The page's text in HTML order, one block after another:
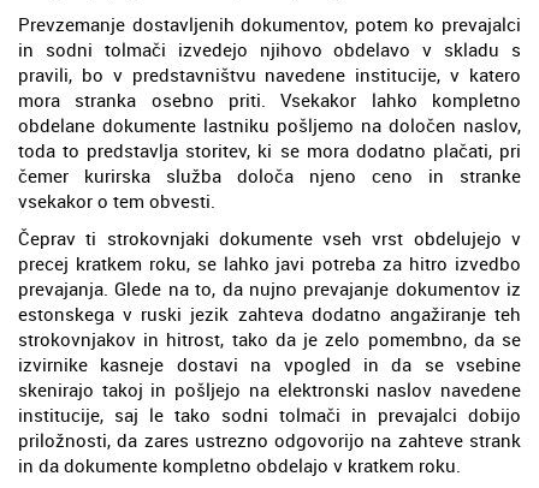
Prevzemanje dostavljenih dokumentov, potem ko prevajalci
in sodni tolmači izvedejo njihovo obdelavo v skladu s
pravili, bo v predstavništvu navedene institucije, v katero
mora stranka osebno priti. Vsekakor lahko kompletno
obdelane dokumente lastniku pošljemo na določen naslov,
toda to predstavlja storitev, ki se mora dodatno plačati, pri
čemer kurirska služba določa njeno ceno in stranke
vsekakor o tem obvesti.
Čeprav ti strokovnjaki dokumente vseh vrst obdelujejo v
precej kratkem roku, se lahko javi potreba za hitro izvedbo
prevajanja. Glede na to, da nujno prevajanje dokumentov iz
estonskega v ruski jezik zahteva dodatno angažiranje teh
strokovnjakov in hitrost, tako da je zelo pomembno, da se
izvirnike kasneje dostavi na vpogled in da se vsebine
skenirajo takoj in pošljejo na elektronski naslov navedene
institucije, saj le tako sodni tolmači in prevajalci dobijo
priložnosti, da zares ustrezno odgovorijo na zahteve strank
in da dokumente kompletno obdelajo v kratkem roku.